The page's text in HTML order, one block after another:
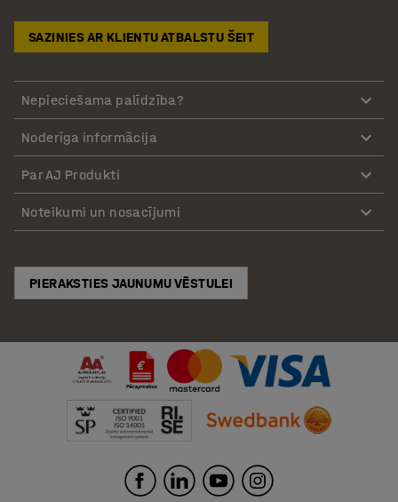
SAZINIES AR KLIENTU ATBALSTU ŠEIT
Nepieciešama palīdzība?
Noderīga informācija
Par AJ Produkti
Noteikumi un nosacījumi
PIERAKSTIES JAUNUMU VĒSTULEI